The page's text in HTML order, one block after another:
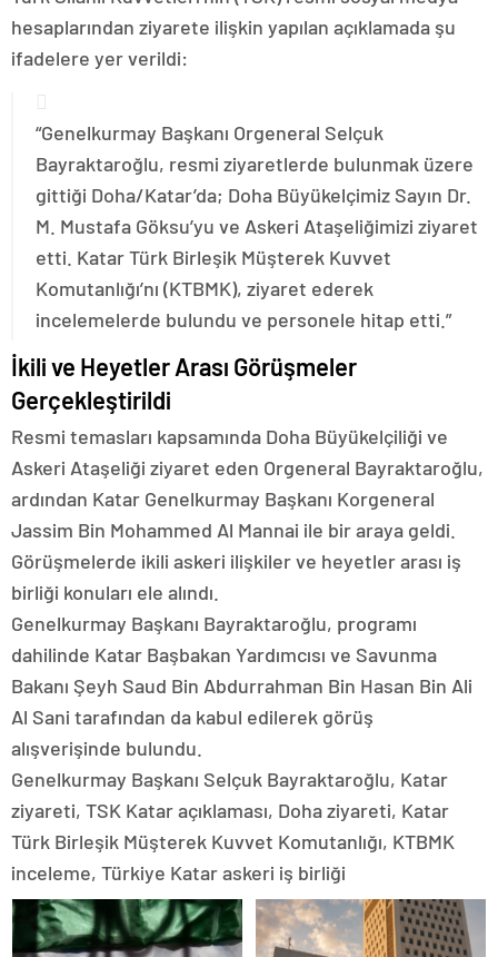
hesaplarından ziyarete ilişkin yapılan açıklamada şu
ifadelere yer verildi:
“Genelkurmay Başkanı Orgeneral Selçuk
Bayraktaroğlu, resmi ziyaretlerde bulunmak üzere
gittiği Doha/Katar’da; Doha Büyükelçimiz Sayın Dr.
M. Mustafa Göksu’yu ve Askeri Ataşeliğimizi ziyaret
etti. Katar Türk Birleşik Müşterek Kuvvet
Komutanlığı’nı (KTBMK), ziyaret ederek
incelemelerde bulundu ve personele hitap etti.”
İkili ve Heyetler Arası Görüşmeler
Gerçekleştirildi
Resmi temasları kapsamında Doha Büyükelçiliği ve
Askeri Ataşeliği ziyaret eden Orgeneral Bayraktaroğlu,
ardından Katar Genelkurmay Başkanı Korgeneral
Jassim Bin Mohammed Al Mannai ile bir araya geldi.
Görüşmelerde ikili askeri ilişkiler ve heyetler arası iş
birliği konuları ele alındı.
Genelkurmay Başkanı Bayraktaroğlu, programı
dahilinde Katar Başbakan Yardımcısı ve Savunma
Bakanı Şeyh Saud Bin Abdurrahman Bin Hasan Bin Ali
Al Sani tarafından da kabul edilerek görüş
alışverişinde bulundu.
Genelkurmay Başkanı Selçuk Bayraktaroğlu, Katar
ziyareti, TSK Katar açıklaması, Doha ziyareti, Katar
Türk Birleşik Müşterek Kuvvet Komutanlığı, KTBMK
inceleme, Türkiye Katar askeri iş birliği